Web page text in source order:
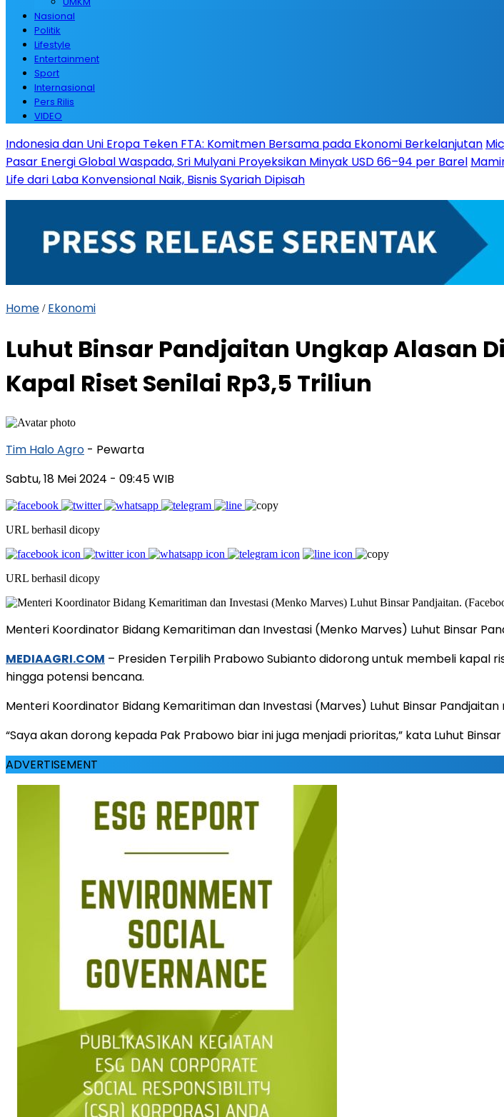
Nasional
Politik
Lifestyle
Entertainment
Sport
Internasional
Pers Rilis
VIDEO
Indonesia dan Uni Eropa Teken FTA: Komitmen Bersama pada Ekonomi Berkelanjutan
Pasar Energi Global Waspada, Sri Mulyani Proyeksikan Minyak USD 66–94 per Barel
Life dari Laba Konvensional Naik, Bisnis Syariah Dipisah
Home / Ekonomi
Luhut Binsar Pandjaitan Ungkap Alasan
Kapal Riset Senilai Rp3,5 Triliun
Tim Halo Agro - Pewarta
Sabtu, 18 Mei 2024 - 09:45 WIB
URL berhasil dicopy
URL berhasil dicopy
Menteri Koordinator Bidang Kemaritiman dan Investasi (Menko Marves) Luhut Binsar
MEDIAAGRI.COM – Presiden Terpilih Prabowo Subianto didorong untuk membeli
hingga potensi bencana.
Menteri Koordinator Bidang Kemaritiman dan Investasi (Marves) Luhut Binsar
“Saya akan dorong kepada Pak Prabowo biar ini juga menjadi prioritas,” kata Luhut
ADVERTISEMENT